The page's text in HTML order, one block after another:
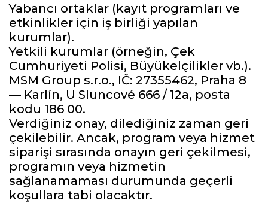
Yabancı ortaklar (kayıt programları ve
etkinlikler için iş birliği yapılan
kurumlar).
Yetkili kurumlar (örneğin, Çek
Cumhuriyeti Polisi, Büyükelçilikler vb.).
MSM Group s.r.o., IČ: 27355462, Praha 8
— Karlín, U Sluncové 666 / 12a, posta
kodu 186 00.
Verdiğiniz onay, dilediğiniz zaman geri
çekilebilir. Ancak, program veya hizmet
siparişi sırasında onayın geri çekilmesi,
programın veya hizmetin
sağlanamaması durumunda geçerli
koşullara tabi olacaktır.